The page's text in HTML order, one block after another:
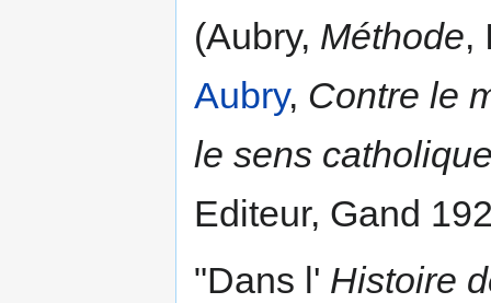
(Aubry, Méthode,
Aubry, Contre le
le sens
Editeur, Gand
"Dans l' Histoire